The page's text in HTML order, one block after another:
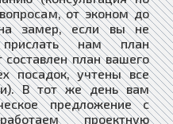
от эконом до
замер, если вы не
нам план
составлен план вашего
посадок, учтены все
В тот же день вам
предложение с
проектную